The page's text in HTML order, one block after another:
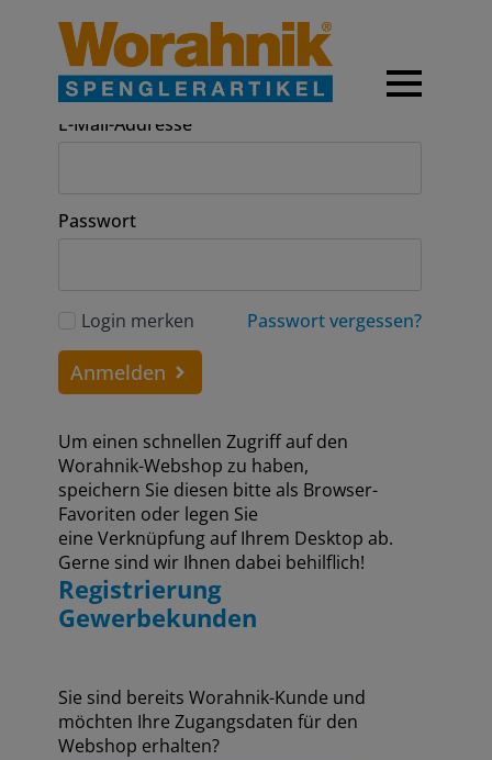
Anmeldung
E-Mail-Addresse
Passwort
Login merken Passwort vergessen?
Anmelden
Um einen schnellen Zugriff auf den
Worahnik-Webshop zu haben,
speichern Sie diesen bitte als Browser-
Favoriten oder legen Sie
eine Verknüpfung auf Ihrem Desktop ab.
Gerne sind wir Ihnen dabei behilflich!
Registrierung
Gewerbekunden
Sie sind bereits Worahnik-Kunde und
möchten Ihre Zugangsdaten für den
Webshop erhalten?